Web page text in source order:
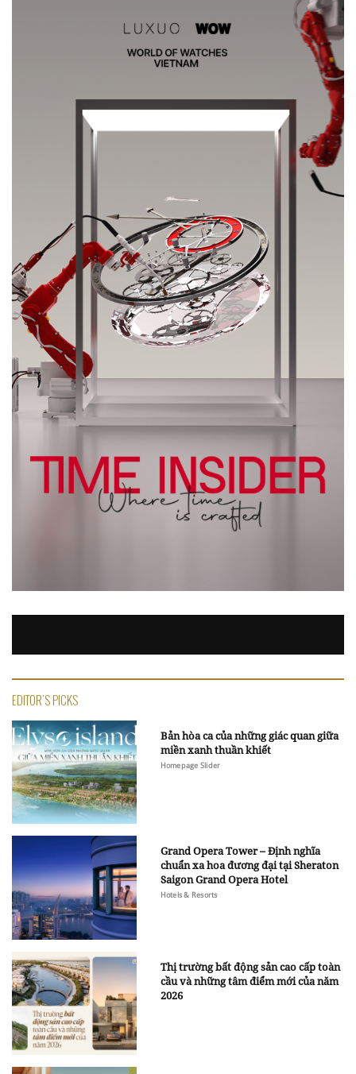
EDITOR'S PICKS
Bản hòa ca của những giác quan giữa
miền xanh thuần khiết
Homepage Slider
Grand Opera Tower – Định nghĩa
chuẩn xa hoa đương đại tại Sheraton
Saigon Grand Opera Hotel
Hotels & Resorts
Thị trường bất động sản cao cấp toàn
cầu và những tâm điểm mới của năm
2026